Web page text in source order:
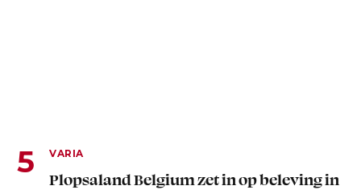
VARIA
Plopsaland Belgium zet in op beleving in